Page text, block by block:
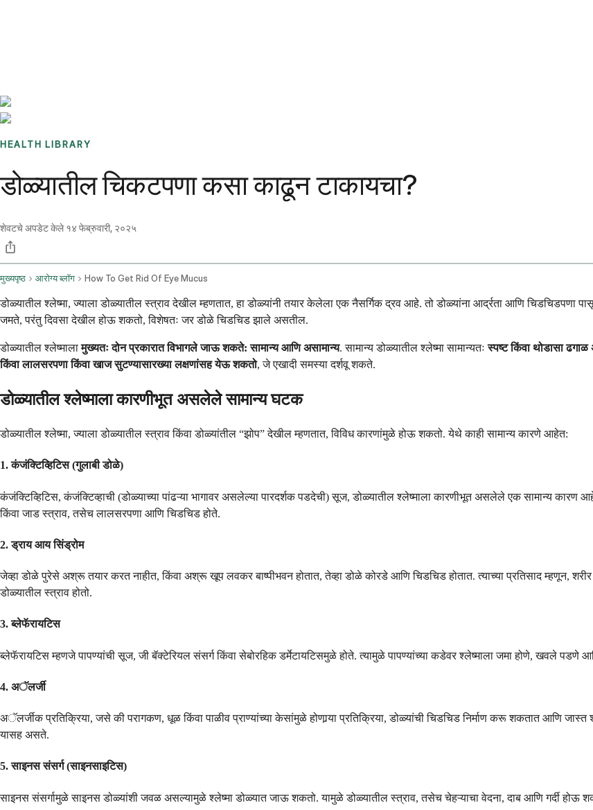
HEALTH LIBRARY
डोळ्यातील चिकटपणा कसा काढून टाकायचा?
शेवटचे अपडेट केले १४ फेब्रुवारी, २०२५
मुख्यपृष्ठ आरोग्य ब्लॉग How To Get Rid Of Eye Mucus
डोळ्यातील श्लेष्मा, ज्याला डोळ्यातील स्त्राव देखील म्हणतात, हा डोळ्यांनी तयार केलेला एक नैसर्गिक द्रव आहे. तो डोळ्यांना आर्द्रता आणि चिडचिडपणा
जमते, परंतु दिवसा देखील होऊ शकतो, विशेषतः जर डोळे चिडचिड झाले असतील.
डोळ्यातील श्लेष्मालामुख्यतः दोन प्रकारात विभागले जाऊ शकते: सामान्य आणि असामान्य. सामान्य डोळ्यातील श्लेष्मा सामान्यतःस्पष्ट किंवा थोडासा
किंवा लालसरपणा किंवा खाज सुटण्यासारख्या लक्षणांसह येऊ शकतो, जे एखादी समस्या दर्शवू शकते.
डोळ्यातील श्लेष्माला कारणीभूत असलेले सामान्य घटक
डोळ्यातील श्लेष्मा, ज्याला डोळ्यातील स्त्राव किंवा डोळ्यांतील “झोप” देखील म्हणतात, विविध कारणांमुळे होऊ शकतो. येथे काही सामान्य कारणे आहेत:
1.कंजंक्टिव्हिटिस (गुलाबी डोळे)
कंजंक्टिव्हिटिस, कंजंक्टिव्हाची (डोळ्याच्या पांढऱ्या भागावर असलेल्या पारदर्शक पडदेची) सूज, डोळ्यातील श्लेष्माला कारणीभूत असलेले एक सामान्य
किंवा जाड स्त्राव, तसेच लालसरपणा आणि चिडचिड होते.
2.ड्राय आय सिंड्रोम
जेव्हा डोळे पुरेसे अश्रू तयार करत नाहीत, किंवा अश्रू खूप लवकर बाष्पीभवन होतात, तेव्हा डोळे कोरडे आणि चिडचिड होतात. त्याच्या प्रतिसाद म्हणून,
डोळ्यातील स्त्राव होतो.
3.ब्लेफॅरायटिस
ब्लेफॅरायटिस म्हणजे पापण्यांची सूज, जी बॅक्टेरियल संसर्ग किंवा सेबोरहिक डर्मेटायटिसमुळे होते. त्यामुळे पापण्यांच्या कडेवर श्लेष्माला जमा होणे, खवले पडणे
4. अॅलर्जी
अॅलर्जीक प्रतिक्रिया, जसे की परागकण, धूळ किंवा पाळीव प्राण्यांच्या केसांमुळे होणार्‍या प्रतिक्रिया, डोळ्यांची चिडचिड निर्माण करू शकतात आणि
यासह असते.
5.साइनस संसर्ग (साइनसाइटिस)
साइनस संसर्गामुळे साइनस डोळ्यांशी जवळ असल्यामुळे श्लेष्मा डोळ्यात जाऊ शकतो. यामुळे डोळ्यातील स्त्राव, तसेच चेहऱ्याचा वेदना, दाब आणि गर्दी होऊ